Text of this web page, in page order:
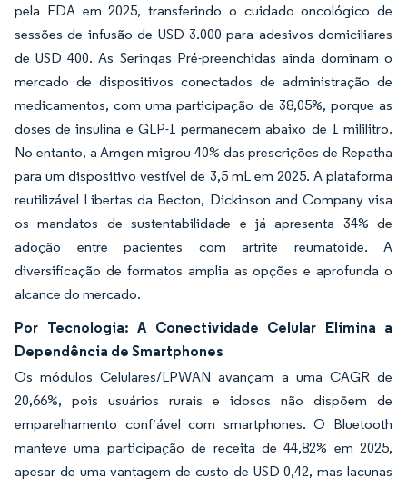
pela FDA em 2025, transferindo o cuidado oncológico de
sessões de infusão de USD 3.000 para adesivos domiciliares
de USD 400. As Seringas Pré-preenchidas ainda dominam o
mercado de dispositivos conectados de administração de
medicamentos, com uma participação de 38,05%, porque as
doses de insulina e GLP-1 permanecem abaixo de 1 mililitro.
No entanto, a Amgen migrou 40% das prescrições de Repatha
para um dispositivo vestível de 3,5 mL em 2025. A plataforma
reutilizável Libertas da Becton, Dickinson and Company visa
os mandatos de sustentabilidade e já apresenta 34% de
adoção entre pacientes com artrite reumatoide. A
diversificação de formatos amplia as opções e aprofunda o
alcance do mercado.
Por Tecnologia: A Conectividade Celular Elimina a
Dependência de Smartphones
Os módulos Celulares/LPWAN avançam a uma CAGR de
20,66%, pois usuários rurais e idosos não dispõem de
emparelhamento confiável com smartphones. O Bluetooth
manteve uma participação de receita de 44,82% em 2025,
apesar de uma vantagem de custo de USD 0,42, mas lacunas